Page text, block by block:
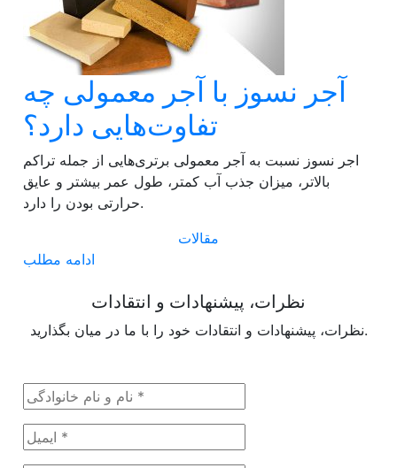
آجر نسوز با آجر معمولی چه
تفاوت‌هایی دارد؟
اجر نسوز نسبت به آجر معمولی برتری‌هایی از جمله تراکم
بالاتر، میزان جذب آب کمتر، طول عمر بیشتر و عایق
حرارتی بودن را دارد.
مقالات
ادامه مطلب
نظرات، پیشنهادات و انتقادات
نظرات، پیشنهادات و انتقادات خود را با ما در میان بگذارید.